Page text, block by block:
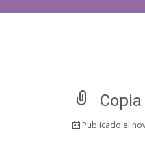
Publicado el